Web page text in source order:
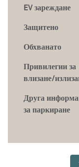
EV зареждане
Защитено
Обхванато
Привилегии за
влизане/
Друга
за паркиране